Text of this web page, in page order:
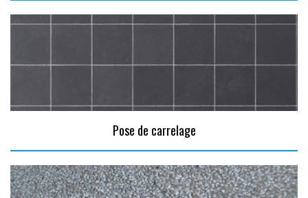
Pose de carrelage